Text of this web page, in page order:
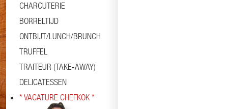
CHARCUTERIE
BORRELTIJD
ONTBIJT/LUNCH/BRUNCH
TRUFFEL
TRAITEUR (TAKE-AWAY)
DELICATESSEN
* VACATURE CHEFKOK *